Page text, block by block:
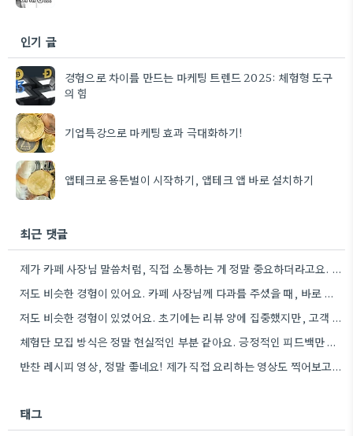
인기 글
경험으로 차이를 만드는 마케팅 트렌드 2025: 체험형 도구
의 힘
기업특강으로 마케팅 효과 극대화하기!
앱테크로 용돈벌이 시작하기, 앱테크 앱 바로 설치하기
최근 댓글
제가 카페 사장님 말씀처럼, 직접 소통하는 게 정말 중요하더라고요. 할인 혜택 주는 것도 좋은 방법인…
저도 비슷한 경험이 있어요. 카페 사장님께 다과를 주셨을 때, 바로 리뷰를 작성해주셨거든요.
저도 비슷한 경험이 있었어요. 초기에는 리뷰 양에 집중했지만, 고객 반응 분석은 제가 직접 해야 더…
체험단 모집 방식은 정말 현실적인 부분 같아요. 긍정적인 피드백만 요구하면 솔직한 의견이 나오기 힘들겠죠.
반찬 레시피 영상, 정말 좋네요! 제가 직접 요리하는 영상도 찍어보고 싶은 마음이 생기네요.
태그